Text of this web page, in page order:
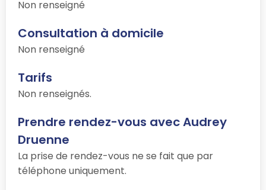
Non renseigné
Consultation à domicile
Non renseigné
Tarifs
Non renseignés.
Prendre rendez-vous avec Audrey
Druenne
La prise de rendez-vous ne se fait que par
téléphone uniquement.